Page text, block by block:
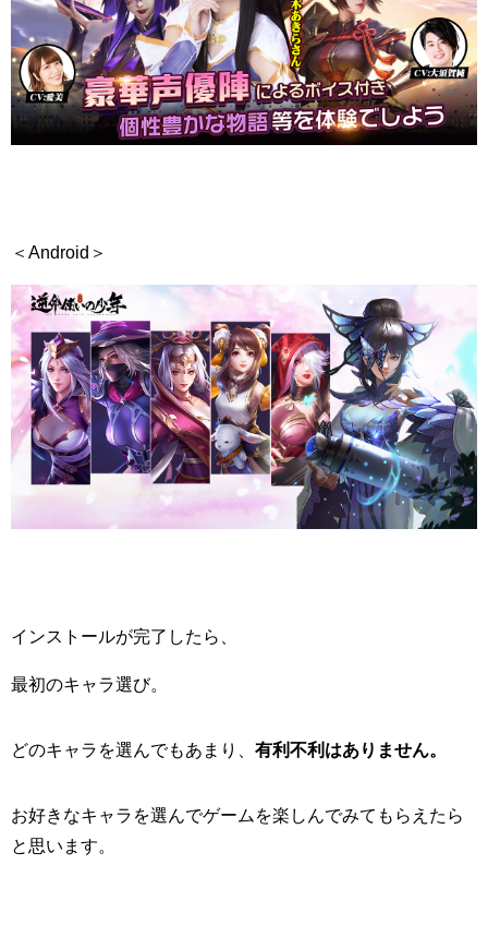
＜Android＞
インストールが完了したら、
最初のキャラ選び。
どのキャラを選んでもあまり、 有利不利はありません。
お好きなキャラを選んでゲームを楽しんでみてもらえたら
と思います。